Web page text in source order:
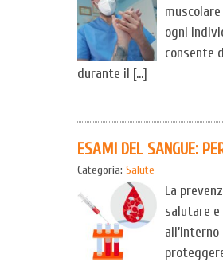
ogni
consente
durante il […]
ESAMI DEL SANGUE:
Categoria: Salute
La
salutare